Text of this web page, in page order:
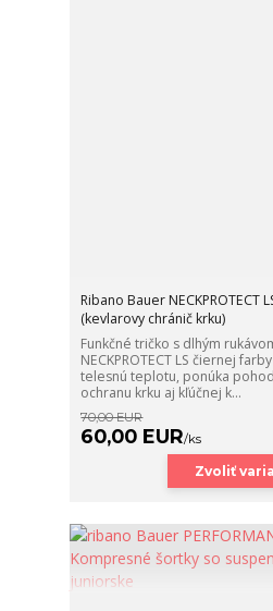
Ribano Bauer NECKPROTECT
(kevlarovy chránič krku)
Funkčné tričko s dlhým
NECKPROTECT LS čiernej
telesnú teplotu, ponúka
ochranu krku aj kľúčnej k...
70,00 EUR
60,00 EUR/ks
Zvoliť